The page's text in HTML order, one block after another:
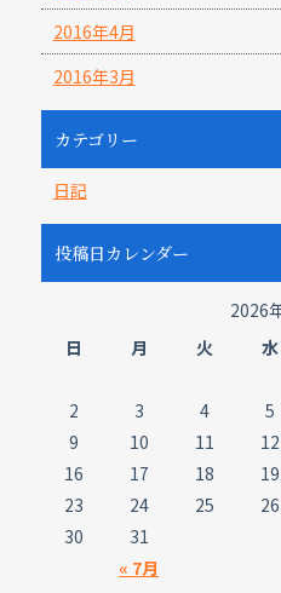
2016年4月
2016年3月
カテゴリー
日記
投稿日カレンダー
2026
日
月 火 水
« 7月
2
3 4 5
9
10 11 12
16
17 18 19
23
24 25 26
30
31